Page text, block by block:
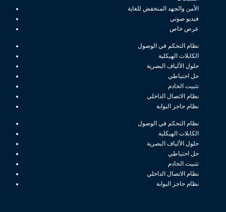
الأمن والجهد المنخفض للغاية
فيديو صوتي
عرض خاص
نظام التحكم في الوصول
الكابلات الهيكلية
حلول الألياف البصرية
حل احتياطي
تثبيت الخادم
نظام الاتصال الداخلي
نظام حاجز البوابة
نظام التحكم في الوصول
الكابلات الهيكلية
حلول الألياف البصرية
حل احتياطي
تثبيت الخادم
نظام الاتصال الداخلي
نظام حاجز البوابة